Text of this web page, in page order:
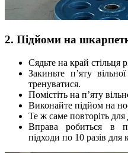
2. Підйоми на
Сядьте на край стільця
Закиньте п’яту
тренуватися.
Помістіть на п’яту
Виконайте підйом на
Те ж саме повторіть для
Вправа робиться в
підходи по 10 разів для